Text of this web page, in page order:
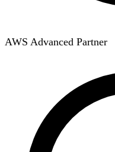
AWS Advanced Partner